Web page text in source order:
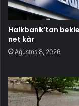
Halkbank’tan
net kâr
Ağustos 8, 2026